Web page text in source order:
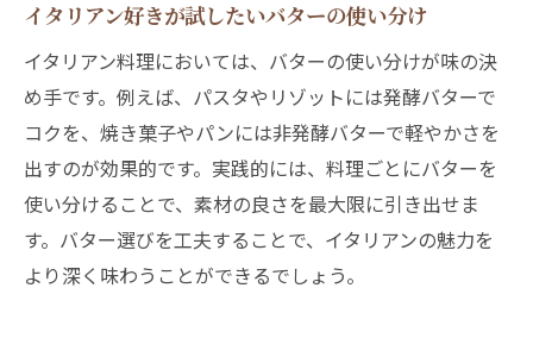
イタリアン好きが試したいバターの使い分け
イタリアン料理においては、バターの使い分けが味の決
め手です。例えば、パスタやリゾットには発酵バターで
コクを、焼き菓子やパンには非発酵バターで軽やかさを
出すのが効果的です。実践的には、料理ごとにバターを
使い分けることで、素材の良さを最大限に引き出せま
す。バター選びを工夫することで、イタリアンの魅力を
より深く味わうことができるでしょう。